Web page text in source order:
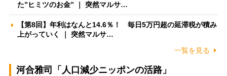
た”ヒミツのお金” ｜ 突然マルサ…
【第8回】年利はなんと14.6％！ 毎日5万円超の延滞税が積み
上がっていく ｜ 突然マルサ…
一覧を見る
河合雅司「人口減少ニッポンの活路」